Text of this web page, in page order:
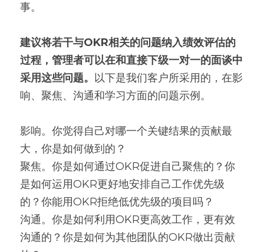
事。
建议将若干与OKR相关的问题纳入绩效评估的
过程，管理者可以在和直接下级一对一的面谈中
采用这些问题。
以下是我们客户所采用的，在影
响、聚焦、沟通和学习方面的问题示例。
影响。你觉得自己对哪一个关键结果的贡献最
大，你是如何做到的？
聚焦。你是如何通过OKR促进自己聚焦的？你
是如何运用OKR更好地安排自己工作优先级
的？你能用OKR拒绝低优先级的项目吗？
沟通。你是如何利用OKR更高效工作，更有效
沟通的？你是如何为其他团队的OKR做出贡献